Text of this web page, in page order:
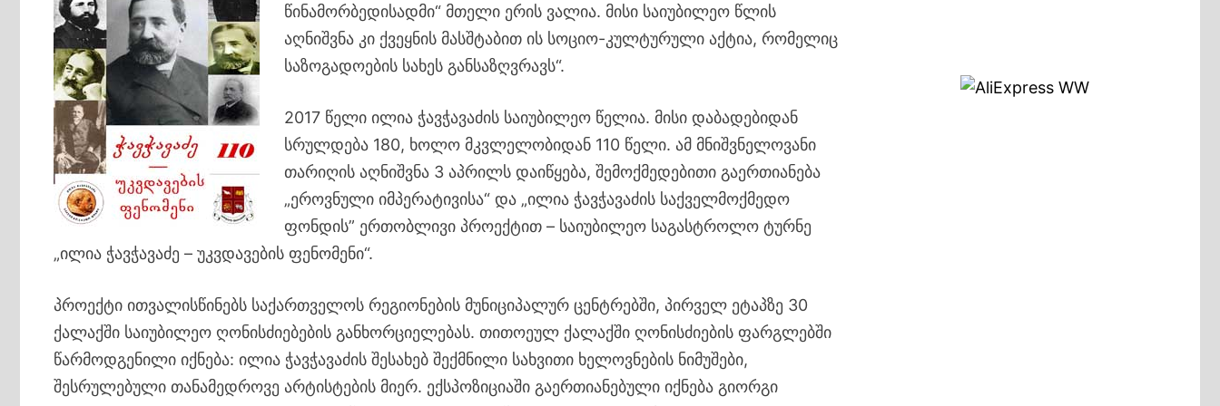
წინამორბედისადმი“ მთელი ერის ვალია. მისი საიუბილეო წლის
აღნიშვნა კი ქვეყნის მასშტაბით ის სოციო-კულტურული აქტია, რომელიც
საზოგადოების სახეს განსაზღვრავს“.
2017 წელი ილია ჭავჭავაძის საიუბილეო წელია. მისი დაბადებიდან
სრულდება 180, ხოლო მკვლელობიდან 110 წელი. ამ მნიშვნელოვანი
თარიღის აღნიშვნა 3 აპრილს დაიწყება, შემოქმედებითი გაერთიანება
„ეროვნული იმპერატივისა“ და „ილია ჭავჭავაძის საქველმოქმედო
ფონდის” ერთობლივი პროექტით – საიუბილეო საგასტროლო ტურნე
„ილია ჭავჭავაძე – უკვდავების ფენომენი“.
პროექტი ითვალისწინებს საქართველოს რეგიონების მუნიციპალურ ცენტრებში, პირველ ეტაპზე 30
ქალაქში საიუბილეო ღონისძიებების განხორციელებას. თითოეულ ქალაქში ღონისძიების ფარგლებში
წარმოდგენილი იქნება: ილია ჭავჭავაძის შესახებ შექმნილი სახვითი ხელოვნების ნიმუშები,
შესრულებული თანამედროვე არტისტების მიერ. ექსპოზიციაში გაერთიანებული იქნება გიორგი